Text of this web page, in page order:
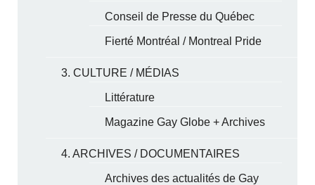
Conseil de Presse du Québec
Fierté Montréal / Montreal Pride
3. CULTURE / MÉDIAS
Littérature
Magazine Gay Globe + Archives
4. ARCHIVES / DOCUMENTAIRES
Archives des actualités de Gay